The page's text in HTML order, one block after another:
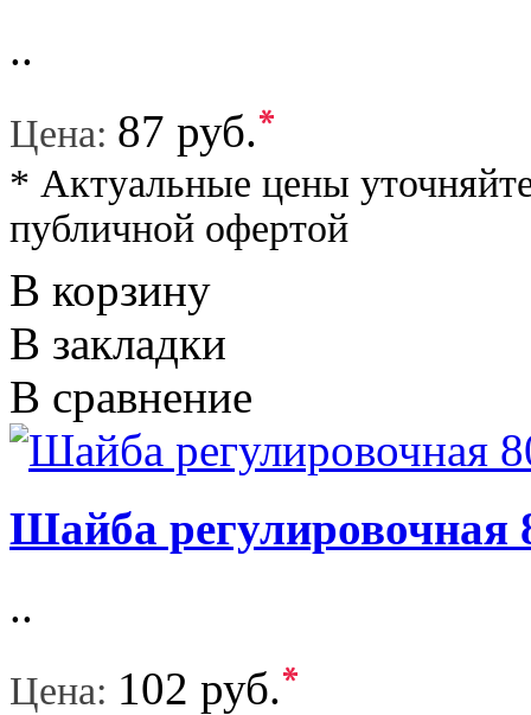
..
Цена: 87 руб.*
* Актуальные цены
публичной офертой
В корзину
В закладки
В сравнение
Шайба регулировочная
..
Цена: 102 руб.*